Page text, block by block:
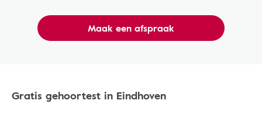
Maak een afspraak
Gratis gehoortest in Eindhoven